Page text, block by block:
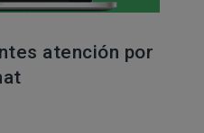
atención por